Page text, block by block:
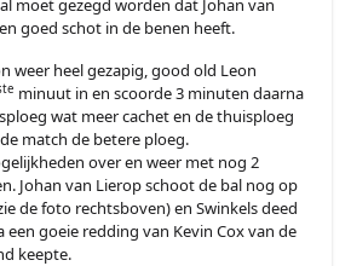
moet gezegd worden dat Johan van
goed schot in de benen heeft.
weer heel gezapig, good old Leon
minuut in en scoorde 3 minuten daarna
wat meer cachet en de thuisploeg
match de betere ploeg.
over en weer met nog 2
Johan van Lierop schoot de bal nog op
de foto rechtsboven) en Swinkels deed
een goeie redding van Kevin Cox van de
keepte.